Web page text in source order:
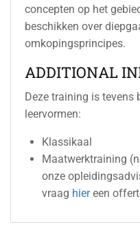
concepten op het
beschikken over
omkopingsprincipes.
ADDITIONAL
Deze training is tevens
leervormen:
Klassikaal
Maatwerktraining
onze
vraag hiereen